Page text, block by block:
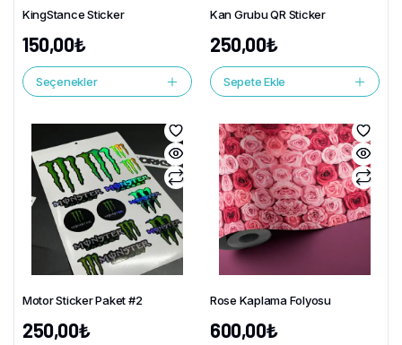
KingStance Sticker
150,00₺
Seçenekler
Kan Grubu QR Sticker
250,00₺
Sepete Ekle
Motor Sticker Paket #2
250,00₺
Rose Kaplama Folyosu
600,00₺